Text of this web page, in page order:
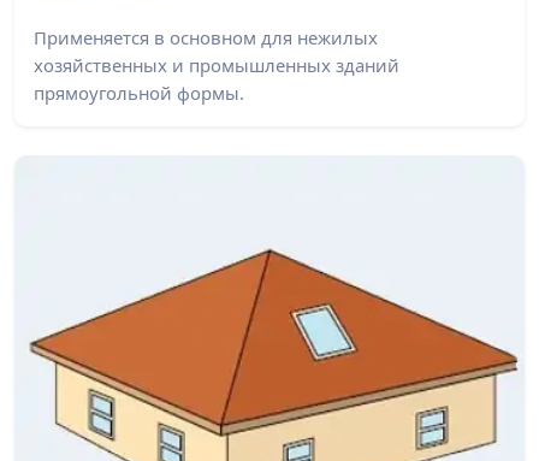
Применяется в основном для нежилых
хозяйственных и промышленных зданий
прямоугольной формы.